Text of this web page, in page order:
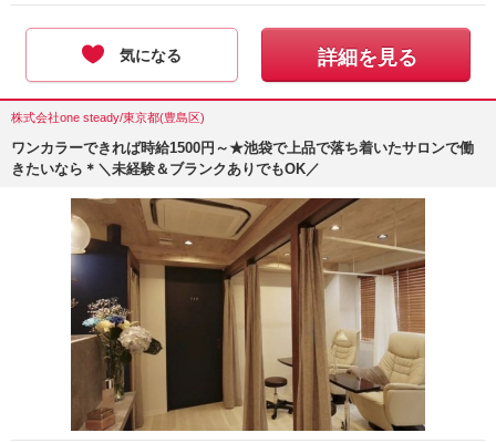
気になる 詳細を見る
株式会社one steady/東京都(豊島区)
ワンカラーできれば時給1500円～★池袋で上品で落ち着いたサロンで働
きたいなら＊＼未経験＆ブランクありでもOK／